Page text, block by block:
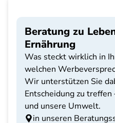
Beratung zu
Ernährung
Was steckt wirklich in
welchen
Wir unterstützen Sie
Entscheidung zu
und unsere Umwelt.
in unseren